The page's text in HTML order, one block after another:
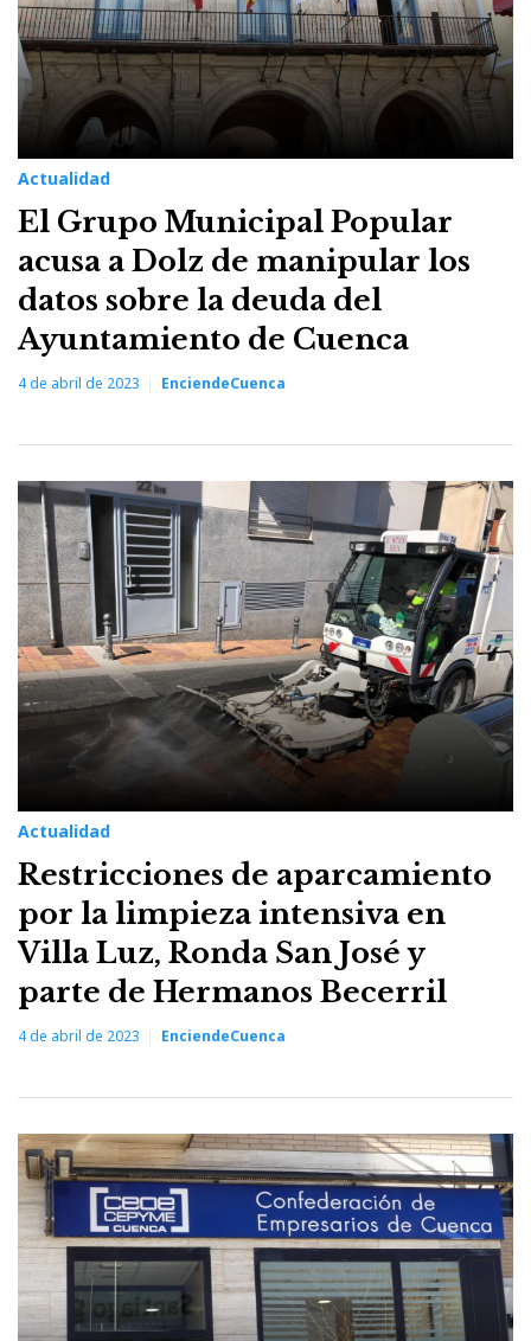
Actualidad
El Grupo Municipal Popular
acusa a Dolz de manipular los
datos sobre la deuda del
Ayuntamiento de Cuenca
4 de abril de 2023 EnciendeCuenca
Actualidad
Restricciones de aparcamiento
por la limpieza intensiva en
Villa Luz, Ronda San José y
parte de Hermanos Becerril
4 de abril de 2023 EnciendeCuenca